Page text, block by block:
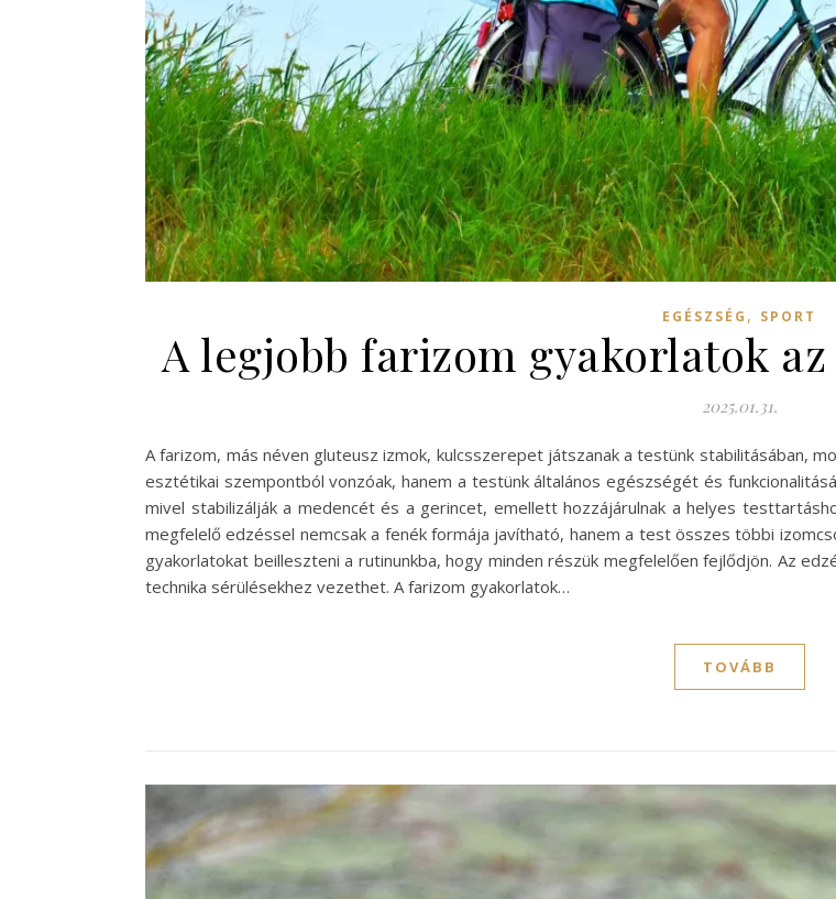
EGÉSZSÉG , SPORT
A legjobb farizom gyakorlatok
2025.01.31.
A farizom, más néven gluteusz izmok, kulcsszerepet játszanak a testünk stabilitásában,
esztétikai szempontból vonzóak, hanem a testünk általános egészségét és
mivel stabilizálják a medencét és a gerincet, emellett hozzájárulnak a helyes
megfelelő edzéssel nemcsak a fenék formája javítható, hanem a test összes többi
gyakorlatokat beilleszteni a rutinunkba, hogy minden részük megfelelően fejlődjön. Az
technika sérülésekhez vezethet. A farizom gyakorlatok…
TOVÁBB